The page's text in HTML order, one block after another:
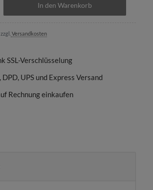
In den Warenkorb
Versandkosten
SSL-Verschlüsselung
DPD, UPS und Express Versand
Rechnung einkaufen